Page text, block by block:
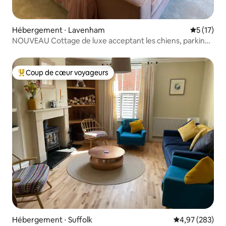
Hébergement ⋅ Lavenham
5 (17)
NOUVEAU Cottage de luxe acceptant les chiens, parking
Coups de cœur voyageurs les plus appréciés
Coup de cœur voyageurs
Hébergement ⋅ Suffolk Évaluation
4,97 (283)